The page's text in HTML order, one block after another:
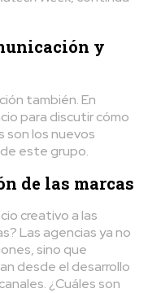
y
también. En
para discutir cómo
son los nuevos
este grupo.
de las marcas
creativo a las
Las agencias ya no
sino que
desde el desarrollo
¿Cuáles son